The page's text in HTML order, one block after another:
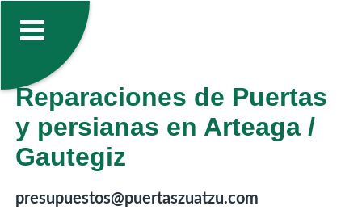
Reparaciones de Puertas
y persianas en Arteaga /
Gautegiz
presupuestos@puertaszuatzu.com